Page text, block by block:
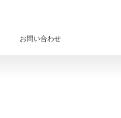
お問い合わせ